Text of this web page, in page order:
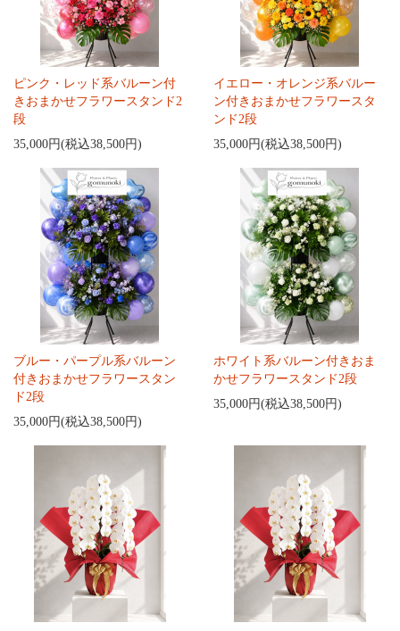
ピンク・レッド系バルーン付
きおまかせフラワースタンド2
段
35,000円(税込38,500円)
イエロー・オレンジ系バルー
ン付きおまかせフラワースタ
ンド2段
35,000円(税込38,500円)
ブルー・パープル系バルーン
付きおまかせフラワースタン
ド2段
35,000円(税込38,500円)
ホワイト系バルーン付きおま
かせフラワースタンド2段
35,000円(税込38,500円)